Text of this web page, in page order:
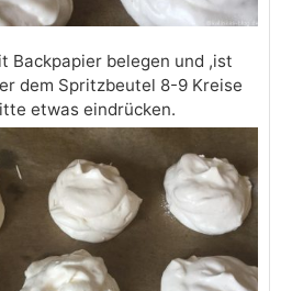
Backpapier belegen und ,ist
dem Spritzbeutel 8-9 Kreise
etwas eindrücken.